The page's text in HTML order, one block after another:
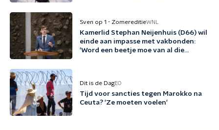
Sven op 1 - ZomereditieWNL
Kamerlid Stephan Neijenhuis (D66) wil
einde aan impasse met vakbonden:
'Word een beetje moe van al die
Dit is de DagEO
Tijd voor sancties tegen Marokko na
Ceuta? 'Ze moeten voelen'